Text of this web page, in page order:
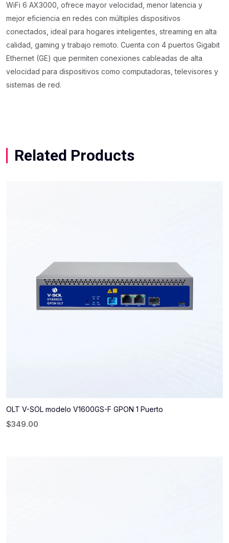
WiFi 6 AX3000, ofrece mayor velocidad, menor latencia y
mejor eficiencia en redes con múltiples dispositivos
conectados, ideal para hogares inteligentes, streaming en alta
calidad, gaming y trabajo remoto. Cuenta con 4 puertos Gigabit
Ethernet (GE) que permiten conexiones cableadas de alta
velocidad para dispositivos como computadoras, televisores y
sistemas de red.
Related Products
OLT V-SOL modelo V1600GS-F GPON 1 Puerto
$349.00